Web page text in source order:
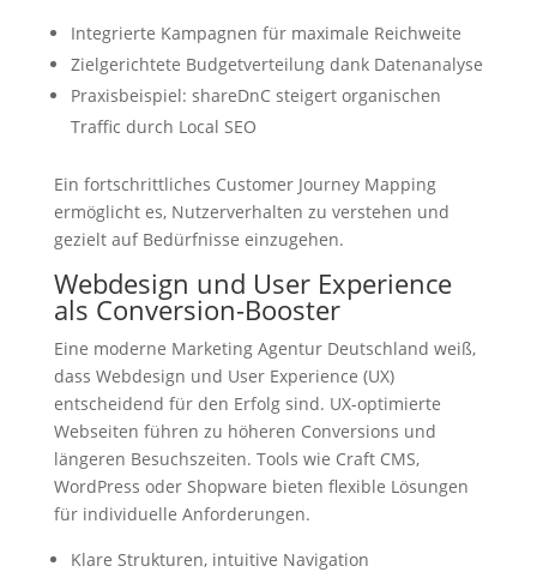
Integrierte Kampagnen für maximale Reichweite
Zielgerichtete Budgetverteilung dank Datenanalyse
Praxisbeispiel: shareDnC steigert organischen
Traffic durch Local SEO
Ein fortschrittliches Customer Journey Mapping
ermöglicht es, Nutzerverhalten zu verstehen und
gezielt auf Bedürfnisse einzugehen.
Webdesign und User Experience
als Conversion-Booster
Eine moderne Marketing Agentur Deutschland weiß,
dass Webdesign und User Experience (UX)
entscheidend für den Erfolg sind. UX-optimierte
Webseiten führen zu höheren Conversions und
längeren Besuchszeiten. Tools wie Craft CMS,
WordPress oder Shopware bieten flexible Lösungen
für individuelle Anforderungen.
Klare Strukturen, intuitive Navigation